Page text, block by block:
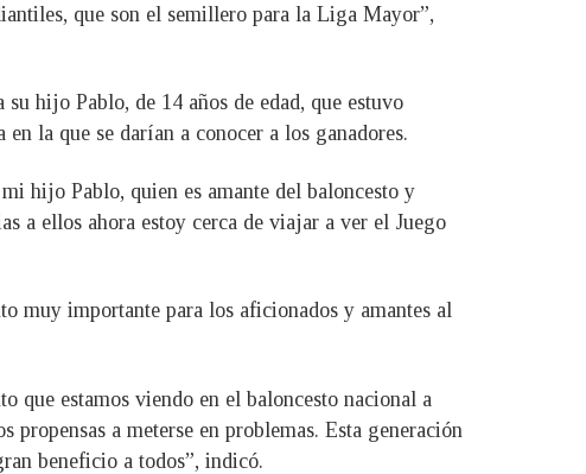
que son el semillero para la Liga Mayor”,
hijo Pablo, de 14 años de edad, que estuvo
la que se darían a conocer a los ganadores.
hijo Pablo, quien es amante del baloncesto y
a ellos ahora estoy cerca de viajar a ver el Juego
muy importante para los aficionados y amantes al
que estamos viendo en el baloncesto nacional a
a meterse en problemas. Esta generación
beneficio a todos”, indicó.